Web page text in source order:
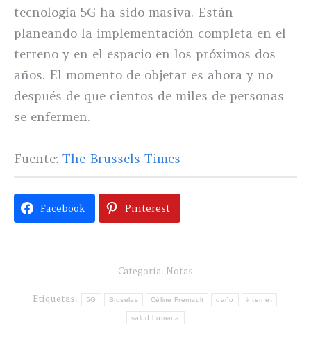
tecnología 5G ha sido masiva. Están
planeando la implementación completa en el
terreno y en el espacio en los próximos dos
años. El momento de objetar es ahora y no
después de que cientos de miles de personas
se enfermen.
Fuente: The Brussels Times
Facebook Pinterest
Categoría: Notas
Etiquetas: 5G Bruselas Céline Fremault daño internet
salud humana